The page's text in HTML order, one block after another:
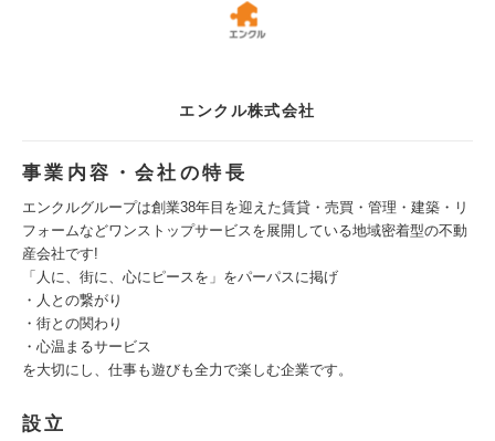
エンクル株式会社
事業内容・会社の特長
エンクルグループは創業38年目を迎えた賃貸・売買・管理・建築・リ
フォームなどワンストップサービスを展開している地域密着型の不動
産会社です!
「人に、街に、心にピースを」をパーパスに掲げ
・人との繋がり
・街との関わり
・心温まるサービス
を大切にし、仕事も遊びも全力で楽しむ企業です。
設立